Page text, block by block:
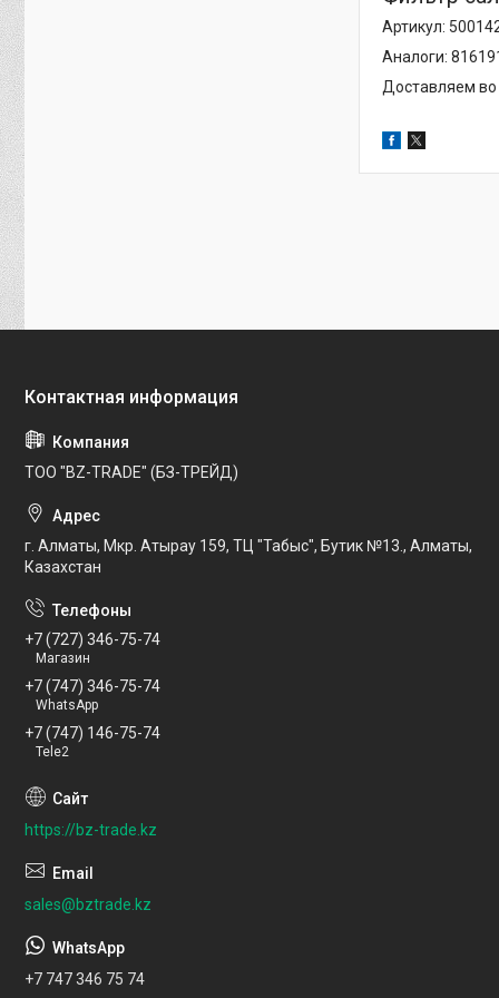
Артикул:
Аналоги:
Доставляем во
ТОО "BZ-TRADE" (БЗ-ТРЕЙД)
г. Алматы, Мкр. Атырау 159, ТЦ "Табыс", Бутик №13., Алматы,
Казахстан
+7 (727) 346-75-74
Магазин
+7 (747) 346-75-74
WhatsApp
+7 (747) 146-75-74
Tele2
https://bz-trade.kz
sales@bztrade.kz
+7 747 346 75 74